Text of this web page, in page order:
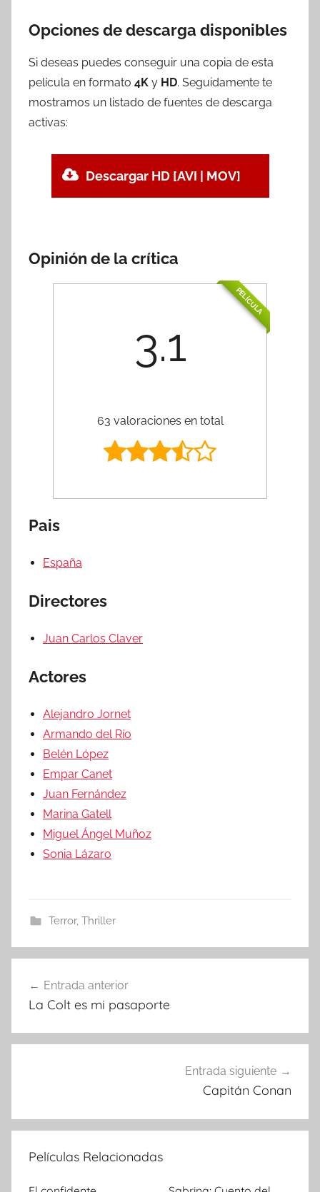
Opciones de descarga disponibles
Si deseas puedes conseguir una copia de esta
película en formato 4K y HD. Seguidamente te
mostramos un listado de fuentes de descarga
activas:
Descargar HD [AVI | MOV]
Opinión de la crítica
PELÍCULA
3.1
63 valoraciones en total
Pais
España
Directores
Juan Carlos Claver
Actores
Alejandro Jornet
Armando del Río
Belén López
Empar Canet
Juan Fernández
Marina Gatell
Miguel Ángel Muñoz
Sonia Lázaro
Terror, Thriller
Navegación
de
entradas
Entrada anterior
La Colt es mi pasaporte
Entrada siguiente
Capitán Conan
Películas Relacionadas